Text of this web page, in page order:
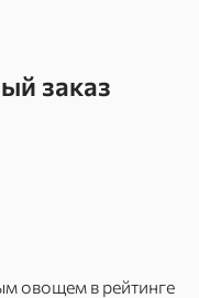
заказ
овощем в рейтинге